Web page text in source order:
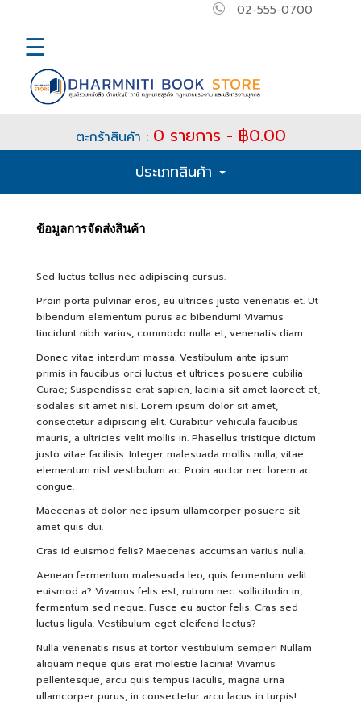
02-555-0700
MAIN
MENU
E-
to
ติดต่อ
เข้า
ระบบ
บริษัท ธรรมนิติเพรส
จำกัด
178 ซอย
ถนนประชาชื่น แขวง
บางซื่อ เขตบางซื่อ
กรุงเทพมหานคร
10800
0700(Auto)ext.713
โทรสาร : (02) 555-
0728
☰
ตะกร้าสินค้า : 0 รายการ - ฿0.00
ประเภทสินค้า
ข้อมูลการจัดส่งสินค้า
Sed luctus tellus nec adipiscing cursus.
Proin porta pulvinar eros, eu ultrices justo venenatis et. Ut
bibendum elementum purus ac bibendum! Vivamus
tincidunt nibh varius, commodo nulla et, venenatis diam.
Donec vitae interdum massa. Vestibulum ante ipsum
primis in faucibus orci luctus et ultrices posuere cubilia
Curae; Suspendisse erat sapien, lacinia sit amet laoreet et,
sodales sit amet nisl. Lorem ipsum dolor sit amet,
consectetur adipiscing elit. Curabitur vehicula faucibus
mauris, a ultricies velit mollis in. Phasellus tristique dictum
justo vitae facilisis. Integer malesuada mollis nulla, vitae
elementum nisl vestibulum ac. Proin auctor nec lorem ac
congue.
Maecenas at dolor nec ipsum ullamcorper posuere sit
amet quis dui.
Cras id euismod felis? Maecenas accumsan varius nulla.
Aenean fermentum malesuada leo, quis fermentum velit
euismod a? Vivamus felis est; rutrum nec sollicitudin in,
fermentum sed neque. Fusce eu auctor felis. Cras sed
luctus ligula. Vestibulum eget eleifend lectus?
Nulla venenatis risus at tortor vestibulum semper! Nullam
aliquam neque quis erat molestie lacinia! Vivamus
pellentesque, arcu quis tempus iaculis, magna urna
ullamcorper purus, in consectetur arcu lacus in turpis!
×